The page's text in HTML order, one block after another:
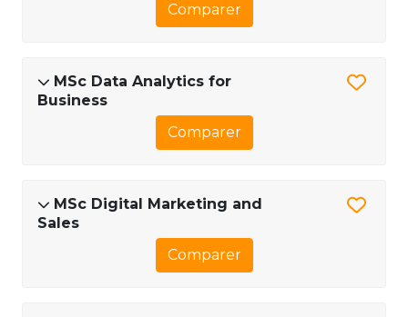
Comparer
MSc Data Analytics for
Business
Comparer
MSc Digital Marketing and
Sales
Comparer